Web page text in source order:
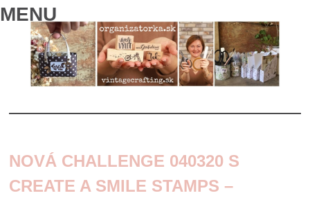
MENU
CONTENT
NOVÁ CHALLENGE 040320 S
CREATE A SMILE STAMPS –